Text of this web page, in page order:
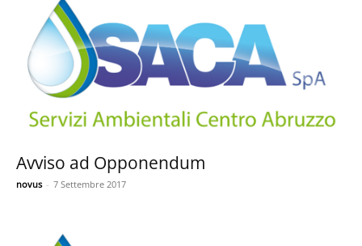
Avviso ad Opponendum
novus - 7 Settembre 2017